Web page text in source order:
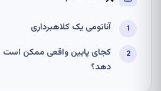
آناتومی یک کلاهبرداری
کجای پایین واقعی ممکن است
دهد؟